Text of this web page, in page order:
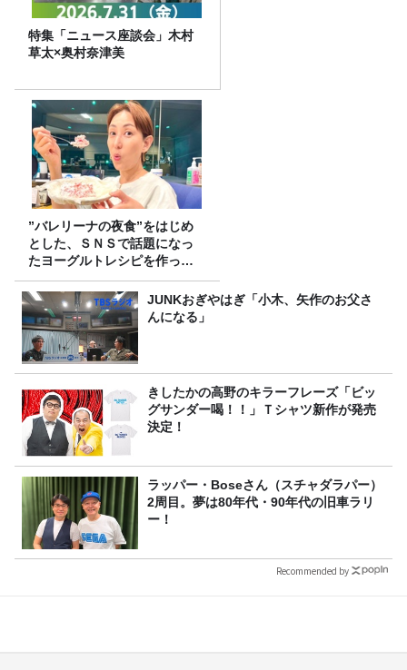
特集「ニュース座談会」木村
草太×奥村奈津美
”バレリーナの夜食”をはじめ
とした、ＳＮＳで話題になっ
たヨーグルトレシピを作って
みた！
JUNKおぎやはぎ「小木、矢作のお父さ
んになる」
きしたかの高野のキラーフレーズ「ビッ
グサンダー喝！！」Ｔシャツ新作が発売
決定！
ラッパー・Boseさん（スチャダラパー）
2周目。夢は80年代・90年代の旧車ラリ
ー！
Recommended by